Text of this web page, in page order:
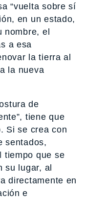
“vuelta sobre sí
en un estado,
nombre, el
a esa
la tierra al
la nueva
de
tiene que
Si se crea con
sentados,
tiempo que se
su lugar, al
directamente en
e